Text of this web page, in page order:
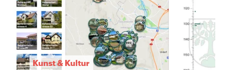
Kunst & Kultur